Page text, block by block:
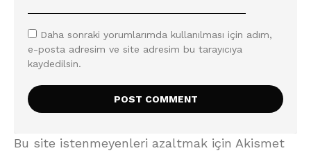
Daha sonraki yorumlarımda kullanılması için adım,
e-posta adresim ve site adresim bu tarayıcıya
kaydedilsin.
Bu site istenmeyenleri azaltmak için Akismet